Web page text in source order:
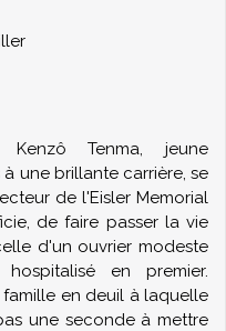
Tenma, jeune
une brillante carrière, se
de l'Eisler Memorial
de faire passer la vie
d'un ouvrier modeste
en premier.
en deuil à laquelle
une seconde à mettre